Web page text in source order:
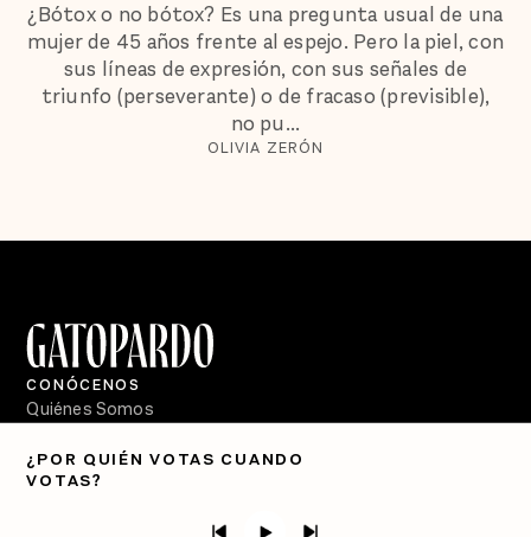
¿Bótox o no bótox? Es una pregunta usual de una
mujer de 45 años frente al espejo. Pero la piel, con
sus líneas de expresión, con sus señales de
triunfo (perseverante) o de fracaso (previsible),
no pu...
OLIVIA ZERÓN
¿POR QUIÉN VOTAS CUANDO
VOTAS?
CONÓCENOS
Quiénes Somos
PÓDCASTS